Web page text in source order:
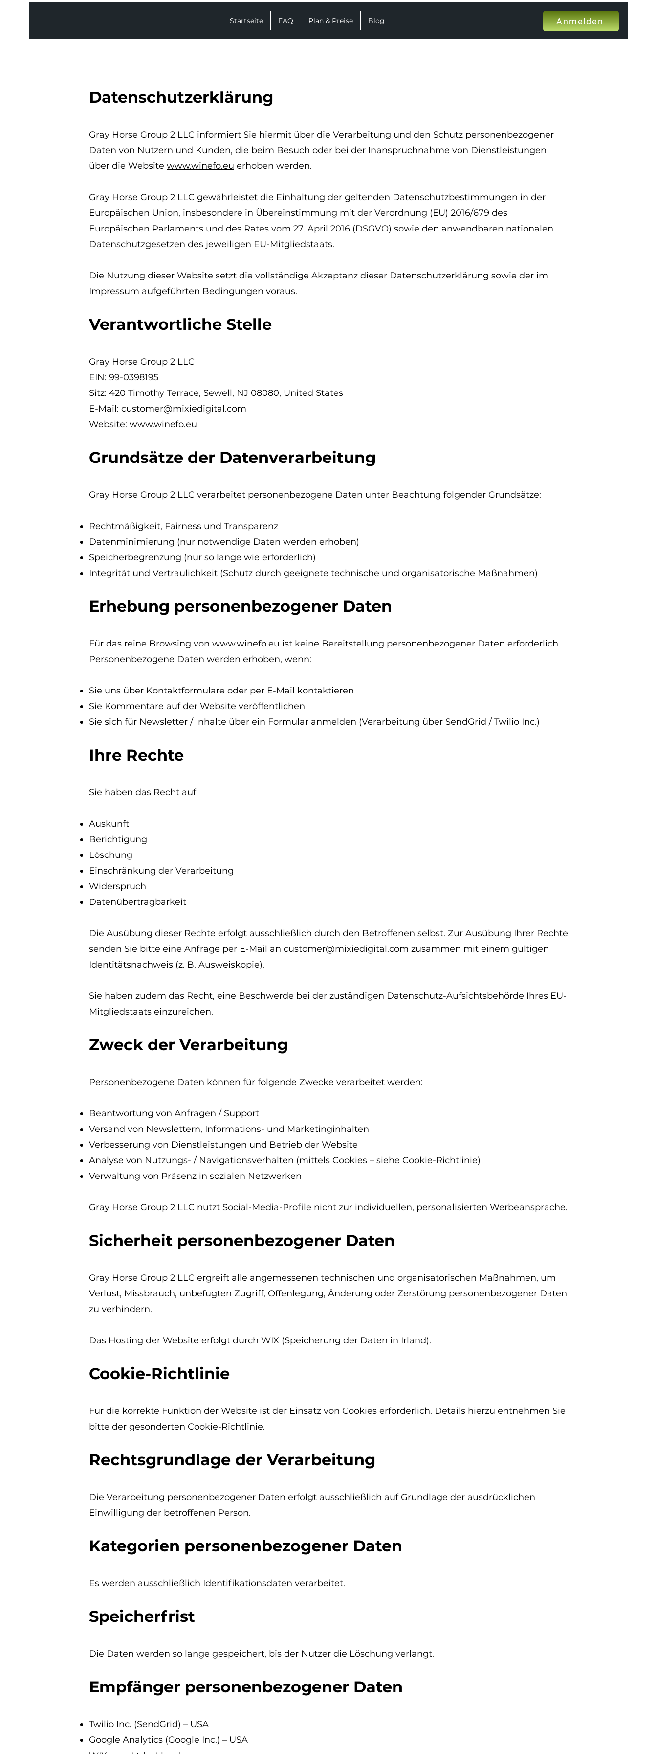
Anmelden
Startseite FAQ Plan & Preise Blog
Datenschutzerklärung
Gray Horse Group 2 LLC informiert Sie hiermit über die Verarbeitung und den Schutz personenbezogener
Daten von Nutzern und Kunden, die beim Besuch oder bei der Inanspruchnahme von Dienstleistungen
über die Website www.winefo.eu erhoben werden.
Gray Horse Group 2 LLC gewährleistet die Einhaltung der geltenden Datenschutzbestimmungen in der
Europäischen Union, insbesondere in Übereinstimmung mit der Verordnung (EU) 2016/679 des
Europäischen Parlaments und des Rates vom 27. April 2016 (DSGVO) sowie den anwendbaren nationalen
Datenschutzgesetzen des jeweiligen EU-Mitgliedstaats.
Die Nutzung dieser Website setzt die vollständige Akzeptanz dieser Datenschutzerklärung sowie der im
Impressum aufgeführten Bedingungen voraus.
Verantwortliche Stelle
Gray Horse Group 2 LLC
EIN: 99-0398195
Sitz: 420 Timothy Terrace, Sewell, NJ 08080, United States
E-Mail: customer@mixiedigital.com
Website: www.winefo.eu
Grundsätze der Datenverarbeitung
Gray Horse Group 2 LLC verarbeitet personenbezogene Daten unter Beachtung folgender Grundsätze:
Rechtmäßigkeit, Fairness und Transparenz
Datenminimierung (nur notwendige Daten werden erhoben)
Speicherbegrenzung (nur so lange wie erforderlich)
Integrität und Vertraulichkeit (Schutz durch geeignete technische und organisatorische Maßnahmen)
Erhebung personenbezogener Daten
Für das reine Browsing von www.winefo.eu ist keine Bereitstellung personenbezogener Daten erforderlich.
Personenbezogene Daten werden erhoben, wenn:
Sie uns über Kontaktformulare oder per E-Mail kontaktieren
Sie Kommentare auf der Website veröffentlichen
Sie sich für Newsletter / Inhalte über ein Formular anmelden (Verarbeitung über SendGrid / Twilio Inc.)
Ihre Rechte
Sie haben das Recht auf:
Auskunft
Berichtigung
Löschung
Einschränkung der Verarbeitung
Widerspruch
Datenübertragbarkeit
Die Ausübung dieser Rechte erfolgt ausschließlich durch den Betroffenen selbst. Zur Ausübung Ihrer Rechte
senden Sie bitte eine Anfrage per E-Mail an customer@mixiedigital.com zusammen mit einem gültigen
Identitätsnachweis (z. B. Ausweiskopie).
Sie haben zudem das Recht, eine Beschwerde bei der zuständigen Datenschutz-Aufsichtsbehörde Ihres EU-
Mitgliedstaats einzureichen.
Zweck der Verarbeitung
Personenbezogene Daten können für folgende Zwecke verarbeitet werden:
Beantwortung von Anfragen / Support
Versand von Newslettern, Informations- und Marketinginhalten
Verbesserung von Dienstleistungen und Betrieb der Website
Analyse von Nutzungs- / Navigationsverhalten (mittels Cookies – siehe Cookie-Richtlinie)
Verwaltung von Präsenz in sozialen Netzwerken
Gray Horse Group 2 LLC nutzt Social-Media-Profile nicht zur individuellen, personalisierten Werbeansprache.
Sicherheit personenbezogener Daten
Gray Horse Group 2 LLC ergreift alle angemessenen technischen und organisatorischen Maßnahmen, um
Verlust, Missbrauch, unbefugten Zugriff, Offenlegung, Änderung oder Zerstörung personenbezogener Daten
zu verhindern.
Das Hosting der Website erfolgt durch WIX (Speicherung der Daten in Irland).
Cookie-Richtlinie
Für die korrekte Funktion der Website ist der Einsatz von Cookies erforderlich. Details hierzu entnehmen Sie
bitte der gesonderten Cookie-Richtlinie.
Rechtsgrundlage der Verarbeitung
Die Verarbeitung personenbezogener Daten erfolgt ausschließlich auf Grundlage der ausdrücklichen
Einwilligung der betroffenen Person.
Kategorien personenbezogener Daten
Es werden ausschließlich Identifikationsdaten verarbeitet.
Speicherfrist
Die Daten werden so lange gespeichert, bis der Nutzer die Löschung verlangt.
Empfänger personenbezogener Daten
Twilio Inc. (SendGrid) – USA
Google Analytics (Google Inc.) – USA